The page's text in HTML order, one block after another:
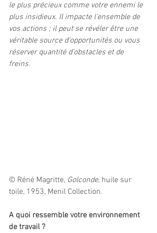
le plus précieux comme votre ennemi le
plus insidieux. Il impacte l’ensemble de
vos actions ; il peut se révéler être une
véritable source d’opportunités ou vous
réserver quantité d’obstacles et de
freins.
© Réné Magritte, Golconde, huile sur
toile, 1953, Menil Collection.
A quoi ressemble votre environnement
de travail ?